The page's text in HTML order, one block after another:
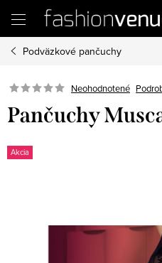
obsah
Podväzkové pančuchy
Neohodnotené
Pančuchy
Akcia